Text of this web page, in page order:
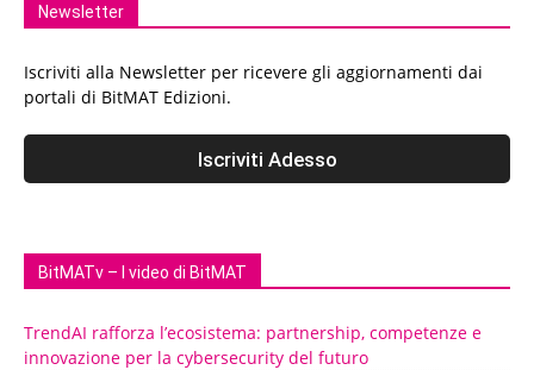
Newsletter
Iscriviti alla Newsletter per ricevere gli aggiornamenti dai
portali di BitMAT Edizioni.
BitMATv – I video di BitMAT
TrendAI rafforza l’ecosistema: partnership, competenze e
innovazione per la cybersecurity del futuro